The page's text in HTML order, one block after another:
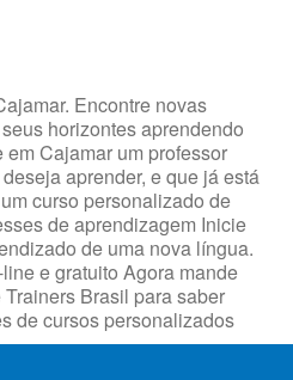
Encontre novas
horizontes aprendendo
Cajamar um professor
aprender, e que já está
curso personalizado de
de aprendizagem Inicie
de uma nova língua.
e gratuito Agora mande
Brasil para saber
de cursos personalizados